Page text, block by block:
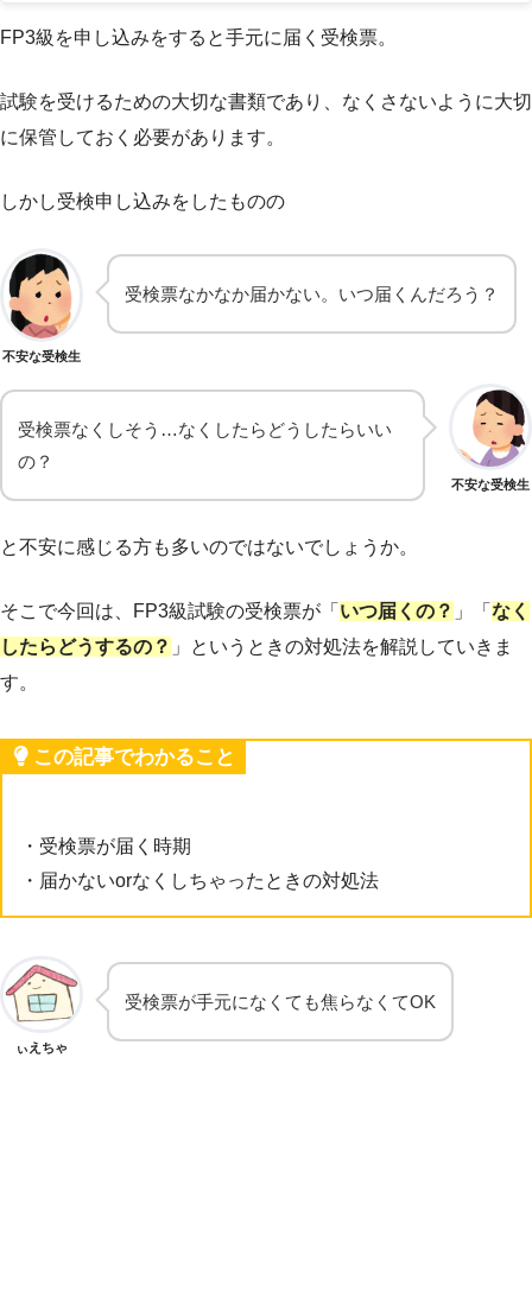
FP3級を申し込みをすると手元に届く受検票。
試験を受けるための大切な書類であり、なくさないように大切
に保管しておく必要があります。
しかし受検申し込みをしたものの
不安な受検生
受検票なかなか届かない。いつ届くんだろう？
不安な受検生
受検票なくしそう…なくしたらどうしたらいい
の？
と不安に感じる方も多いのではないでしょうか。
そこで今回は、FP3級試験の受検票が「 いつ届くの？ 」「 なく
したらどうするの？ 」というときの対処法を解説していきま
す。
この記事でわかること
・受検票が届く時期
・届かないorなくしちゃったときの対処法
ぃえちゃ
受検票が手元になくても焦らなくてOK